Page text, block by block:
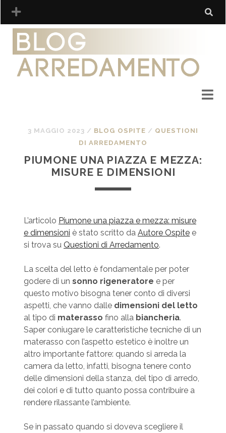
3 MAGGIO 2023 / BLOG OSPITE / QUESTIONI
DI ARREDAMENTO
PIUMONE UNA PIAZZA E MEZZA:
MISURE E DIMENSIONI
L’articolo Piumone una piazza e mezza: misure
e dimensioni è stato scritto da Autore Ospitee
si trova su Questioni di Arredamento.
La scelta del letto è fondamentale per poter
godere di un sonno rigeneratore e per
questo motivo bisogna tener conto di diversi
aspetti, che vanno dalle dimensioni del letto
al tipo di materasso fino alla biancheria.
Saper coniugare le caratteristiche tecniche di un
materasso con l’aspetto estetico è inoltre un
altro importante fattore: quando si arreda la
camera da letto, infatti, bisogna tenere conto
delle dimensioni della stanza, del tipo di arredo,
dei colori e di tutto quanto possa contribuire a
rendere rilassante l’ambiente.
Se in passato quando si doveva scegliere il